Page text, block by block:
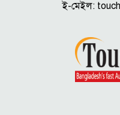
ই-মেইল: